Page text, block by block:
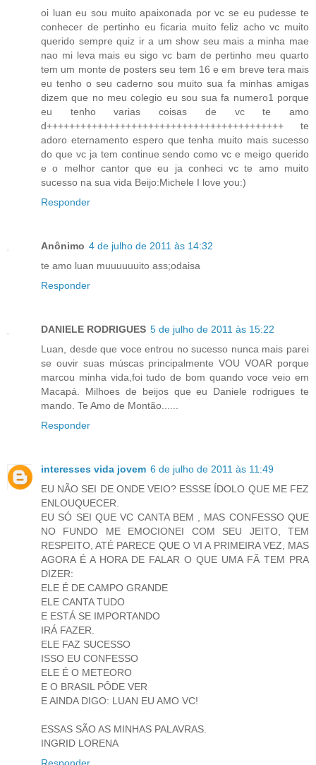
oi luan eu sou muito apaixonada por vc se eu pudesse te
conhecer de pertinho eu ficaria muito feliz acho vc muito
querido sempre quiz ir a um show seu mais a minha mae
nao mi leva mais eu sigo vc bam de pertinho meu quarto
tem um monte de posters seu tem 16 e em breve tera mais
eu tenho o seu caderno sou muito sua fa minhas amigas
dizem que no meu colegio eu sou sua fa numero1 porque
eu tenho varias coisas de vc te amo
d++++++++++++++++++++++++++++++++++++++++++ te
adoro eternamento espero que tenha muito mais sucesso
do que vc ja tem continue sendo como vc e meigo querido
e o melhor cantor que eu ja conheci vc te amo muito
sucesso na sua vida Beijo:Michele I love you:)
Responder
Anônimo 4 de julho de 2011 às 14:32
te amo luan muuuuuuito ass;odaisa
Responder
DANIELE RODRIGUES 5 de julho de 2011 às 15:22
Luan, desde que voce entrou no sucesso nunca mais parei
se ouvir suas múscas principalmente VOU VOAR porque
marcou minha vida,foi tudo de bom quando voce veio em
Macapá. Milhoes de beijos que eu Daniele rodrigues te
mando. Te Amo de Montão......
Responder
interesses vida jovem 6 de julho de 2011 às 11:49
EU NÃO SEI DE ONDE VEIO? ESSSE ÍDOLO QUE ME FEZ
ENLOUQUECER.
EU SÓ SEI QUE VC CANTA BEM , MAS CONFESSO QUE
NO FUNDO ME EMOCIONEI COM SEU JEITO, TEM
RESPEITO, ATÉ PARECE QUE O VI A PRIMEIRA VEZ, MAS
AGORA É A HORA DE FALAR O QUE UMA FÃ TEM PRA
DIZER:
ELE É DE CAMPO GRANDE
ELE CANTA TUDO
E ESTÁ SE IMPORTANDO
IRÁ FAZER.
ELE FAZ SUCESSO
ISSO EU CONFESSO
ELE É O METEORO
E O BRASIL PÔDE VER
E AINDA DIGO: LUAN EU AMO VC!
ESSAS SÃO AS MINHAS PALAVRAS.
INGRID LORENA